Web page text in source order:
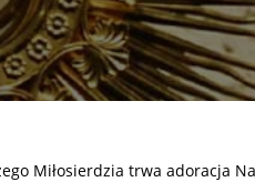
Miłosierdzia trwa adoracja